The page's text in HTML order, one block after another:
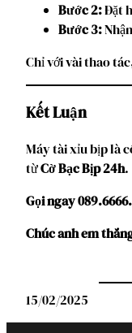
Bước 2:Đặt
Bước 3:
Chỉ với vài thao
Kết Luận
Máy tài xỉu bịp là
từCờ Bạc Bịp 24h.
Gọi ngay
Chúc anh em
15/02/2025